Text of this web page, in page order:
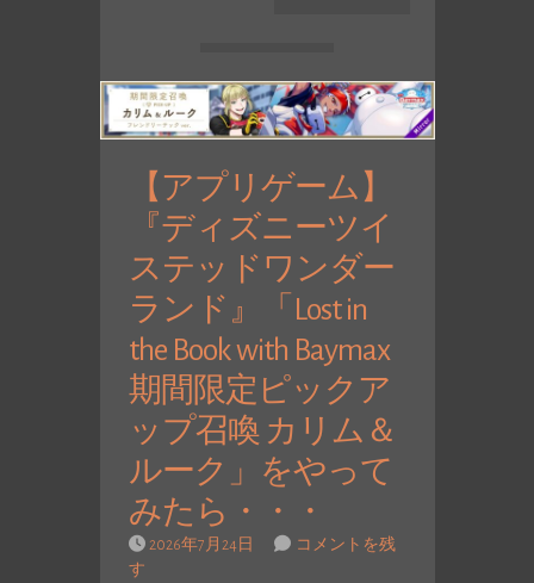
【アプリゲーム】
『ディズニーツイ
ステッドワンダー
ランド』「Lost in
the Book with Baymax
期間限定ピックア
ップ召喚 カリム＆
ルーク」をやって
みたら・・・
2026年7月24日
コメントを残
す